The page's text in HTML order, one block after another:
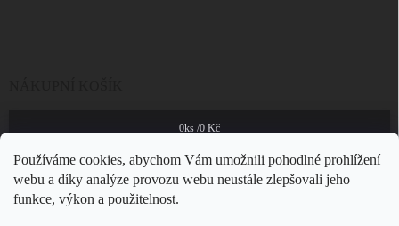
Používáme cookies, abychom Vám umožnili pohodlné prohlížení
webu a díky analýze provozu webu neustále zlepšovali jeho
funkce, výkon a použitelnost.
0ks /0 Kč